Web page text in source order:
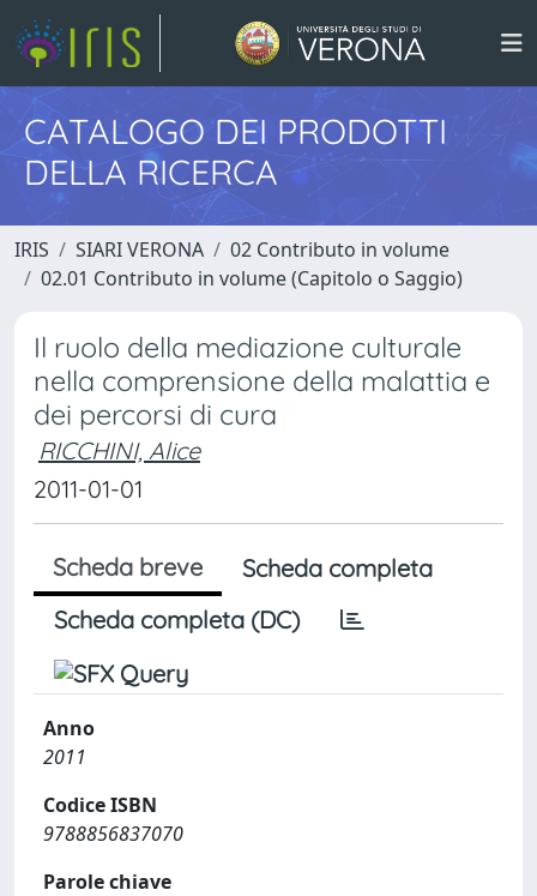
CATALOGO DEI PRODOTTI
DELLA RICERCA
IRIS SIARI VERONA
02 Contributo in volume
02.01 Contributo in volume (Capitolo o Saggio)
Il ruolo della mediazione culturale
nella comprensione della malattia e
dei percorsi di cura
RICCHINI, Alice
2011-01-01
Scheda breve
Scheda completa
Scheda completa (DC)
Anno
2011
Codice ISBN
9788856837070
Parole chiave